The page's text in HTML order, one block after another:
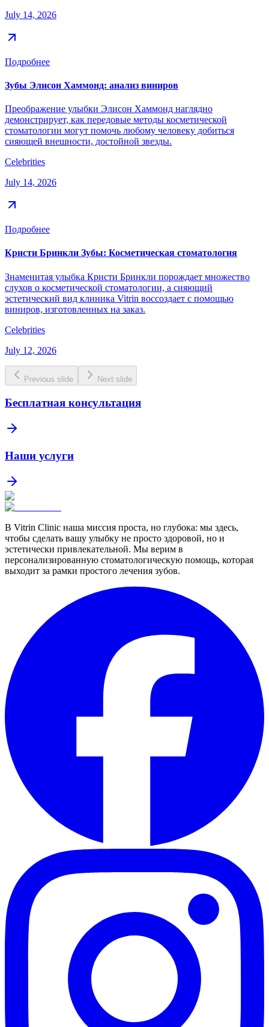
July 14, 2026
Подробнее
Зубы Элисон Хаммонд: анализ виниров
Преображение улыбки Элисон Хаммонд наглядно
демонстрирует, как передовые методы косметической
стоматологии могут помочь любому человеку добиться
сияющей внешности, достойной звезды.
Celebrities
July 14, 2026
Подробнее
Кристи Бринкли Зубы: Косметическая стоматология
Знаменитая улыбка Кристи Бринкли порождает множество
слухов о косметической стоматологии, а сияющий
эстетический вид клиника Vitrin воссоздает с помощью
виниров, изготовленных на заказ.
Celebrities
July 12, 2026
Previous slide Next slide
Бесплатная консультация
Наши услуги
В Vitrin Clinic наша миссия проста, но глубока: мы здесь,
чтобы сделать вашу улыбку не просто здоровой, но и
эстетически привлекательной. Мы верим в
персонализированную стоматологическую помощь, которая
выходит за рамки простого лечения зубов.